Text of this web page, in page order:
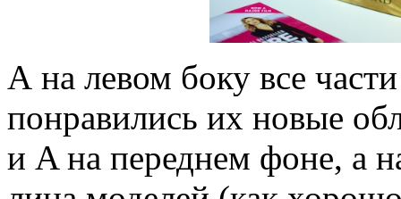
А на левом боку все
понравились их новые
и A на переднем фоне, а